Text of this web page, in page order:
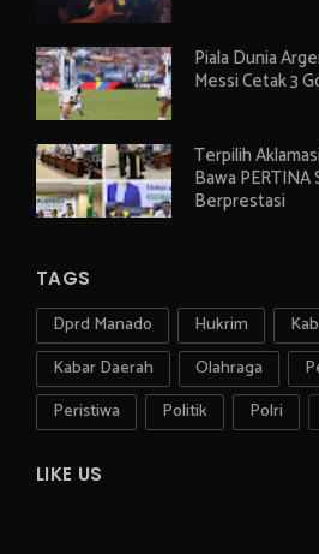
Piala Dunia
Messi Cetak 3
Terpilih
Bawa
Berprestasi
TAGS
Dprd Manado Hukrim
Kabar Daerah
Olahraga
Peristiwa
Politik Polri
LIKE US